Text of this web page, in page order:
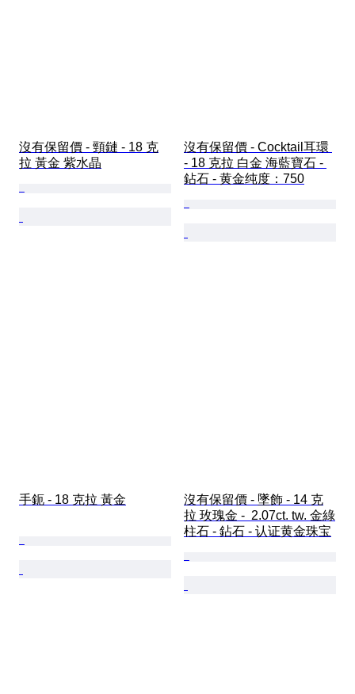
沒有保留價 - 頸鏈 - 18 克
拉 黃金 紫水晶
沒有保留價 - Cocktail耳環
- 18 克拉 白金 海藍寶石 -
鉆石 - 黄金纯度：750
手鈪 - 18 克拉 黃金
沒有保留價 - 墜飾 - 14 克
拉 玫瑰金 -  2.07ct. tw. 金綠
柱石 - 鉆石 - 认证黄金珠宝